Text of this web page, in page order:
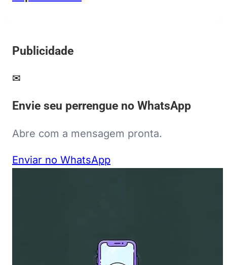
Publicidade
✉
Envie seu perrengue no WhatsApp
Abre com a mensagem pronta.
Enviar no WhatsApp